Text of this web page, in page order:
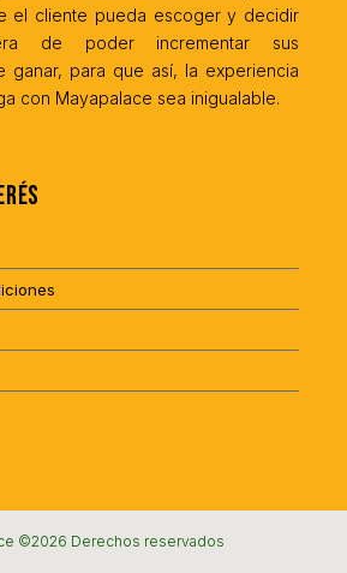
el cliente pueda escoger y decidir
de poder incrementar sus
ganar, para que así, la experiencia
con Mayapalace sea inigualable.
©2026 Derechos reservados